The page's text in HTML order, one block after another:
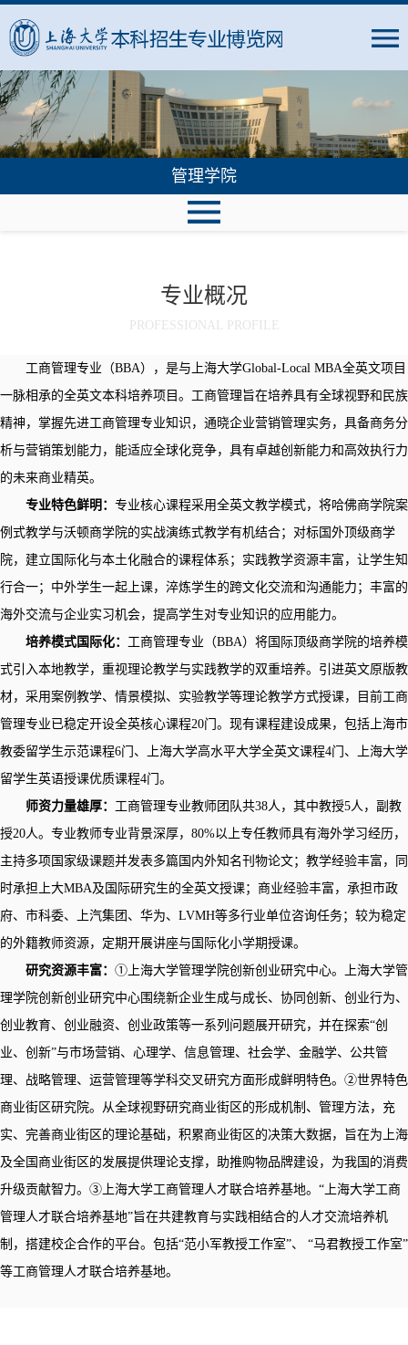
管理学院
专业概况
PROFESSIONAL PROFILE
工商管理专业（BBA），是与上海大学Global-Local MBA全英文项目
一脉相承的全英文本科培养项目。工商管理旨在培养具有全球视野和民族
精神，掌握先进工商管理专业知识，通晓企业营销管理实务，具备商务分
析与营销策划能力，能适应全球化竞争，具有卓越创新能力和高效执行力
的未来商业精英。
专业特色鲜明： 专业核心课程采用全英文教学模式，将哈佛商学院案
例式教学与沃顿商学院的实战演练式教学有机结合；对标国外顶级商学
院，建立国际化与本土化融合的课程体系；实践教学资源丰富，让学生知
行合一；中外学生一起上课，淬炼学生的跨文化交流和沟通能力；丰富的
海外交流与企业实习机会，提高学生对专业知识的应用能力。
培养模式国际化： 工商管理专业（BBA）将国际顶级商学院的培养模
式引入本地教学，重视理论教学与实践教学的双重培养。引进英文原版教
材，采用案例教学、情景模拟、实验教学等理论教学方式授课，目前工商
管理专业已稳定开设全英核心课程20门。现有课程建设成果，包括上海市
教委留学生示范课程6门、上海大学高水平大学全英文课程4门、上海大学
留学生英语授课优质课程4门。
师资力量雄厚： 工商管理专业教师团队共38人，其中教授5人，副教
授20人。专业教师专业背景深厚，80%以上专任教师具有海外学习经历，
主持多项国家级课题并发表多篇国内外知名刊物论文；教学经验丰富，同
时承担上大MBA及国际研究生的全英文授课；商业经验丰富，承担市政
府、市科委、上汽集团、华为、LVMH等多行业单位咨询任务；较为稳定
的外籍教师资源，定期开展讲座与国际化小学期授课。
研究资源丰富： ①上海大学管理学院创新创业研究中心。上海大学管
理学院创新创业研究中心围绕新企业生成与成长、协同创新、创业行为、
创业教育、创业融资、创业政策等一系列问题展开研究，并在探索“创
业、创新”与市场营销、心理学、信息管理、社会学、金融学、公共管
理、战略管理、运营管理等学科交叉研究方面形成鲜明特色。②世界特色
商业街区研究院。从全球视野研究商业街区的形成机制、管理方法，充
实、完善商业街区的理论基础，积累商业街区的决策大数据，旨在为上海
及全国商业街区的发展提供理论支撑，助推购物品牌建设，为我国的消费
升级贡献智力。③上海大学工商管理人才联合培养基地。“上海大学工商
管理人才联合培养基地”旨在共建教育与实践相结合的人才交流培养机
制，搭建校企合作的平台。包括“范小军教授工作室”、 “马君教授工作室”
等工商管理人才联合培养基地。